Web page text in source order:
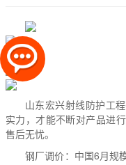
山东宏兴射线防护工
实力，才能不断对产品进
售后无忧。
钢厂调价：中国6月规